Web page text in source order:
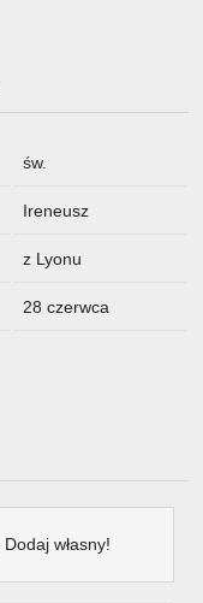
św.
Ireneusz
z Lyonu
28 czerwca
własny!